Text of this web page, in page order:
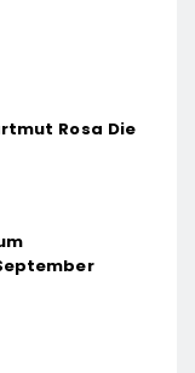
Rosa Die